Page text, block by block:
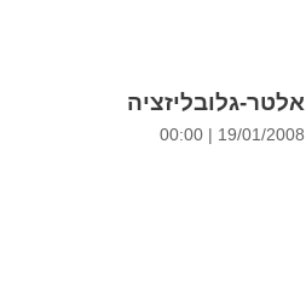
אלטר-גלובליזציה
19/01/2008 | 00:00